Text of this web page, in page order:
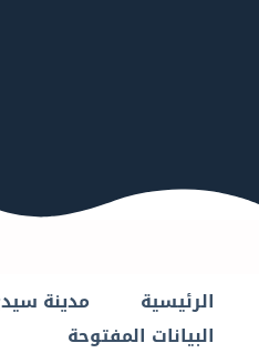
الرئيسية مدينة
البيانات المفتوحة